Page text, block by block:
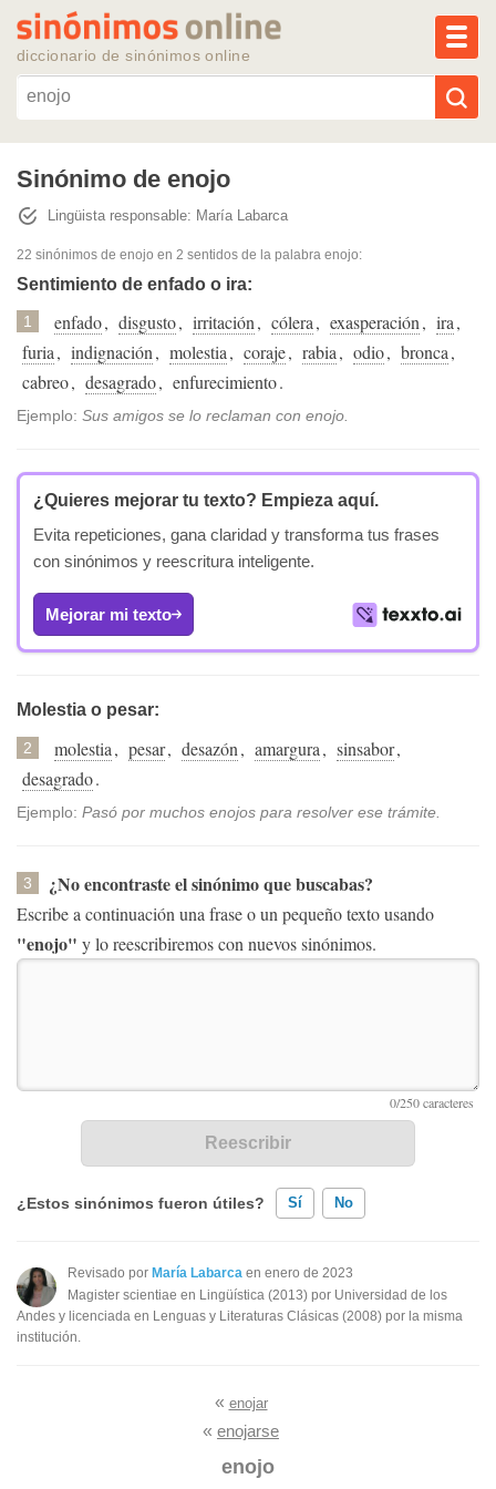
diccionario de sinónimos online
Reescribir texto con IA
Sinónimos populares
Temas populares
Temas recientes
Sinónimo de enojo
Lingüista responsable: María Labarca
22 sinónimos de enojo en 2 sentidos de la palabra enojo:
Sentimiento de enfado o ira:
1 enfado, disgusto, irritación, cólera, exasperación, ira,
furia, indignación, molestia, coraje, rabia, odio, bronca,
cabreo, desagrado, enfurecimiento.
Ejemplo: Sus amigos se lo reclaman con enojo.
¿Quieres mejorar tu texto? Empieza aquí.
Evita repeticiones, gana claridad y transforma tus frases
con sinónimos y reescritura inteligente.
Mejorar mi texto
Molestia o pesar:
2 molestia, pesar, desazón, amargura, sinsabor,
desagrado.
Ejemplo: Pasó por muchos enojos para resolver ese trámite.
3 ¿No encontraste el sinónimo que buscabas?
Escribe a continuación una frase o un pequeño texto usando
"enojo" y lo reescribiremos con nuevos sinónimos.
¿Estos sinónimos fueron útiles? Sí No
Existen sinónimos incorrectos
Ninguno de los sinónimos presentados me ayudó
Revisado por María Labarca en enero de 2023
Magister scientiae en Lingüística (2013) por Universidad de los
Andes y licenciada en Lenguas y Literaturas Clásicas (2008) por la misma
institución.
« enojar
« enojarse
enojo